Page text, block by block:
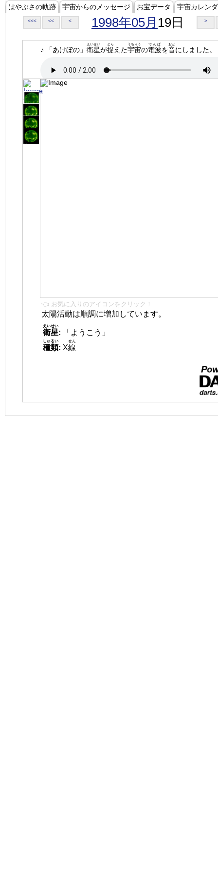
はやぶさの軌跡 宇宙からのメッセージ お宝データ 宇宙カレン
<<< << < 1998年05月 19日 >
♪ 「あけぼの」 衛星
えいせい
が捉
とら
えた宇宙
うちゅう
の電波
でんぱ
を音
おと
にしました。
👈 お気に入りのアイコンをクリック！
太陽活動は順調に増加しています。
衛星
えいせい
:
「ようこう」
種類
しゅるい
: X線
せん